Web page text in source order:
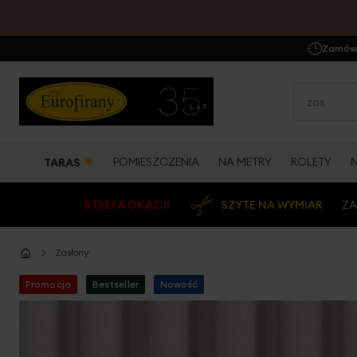
TARAS ☀ POMIESZCZENIA NA METRY ROLETY
STREFA OKAZJI SZYTE NA WYMIAR
Zasłony
Promocja Bestseller Nowość